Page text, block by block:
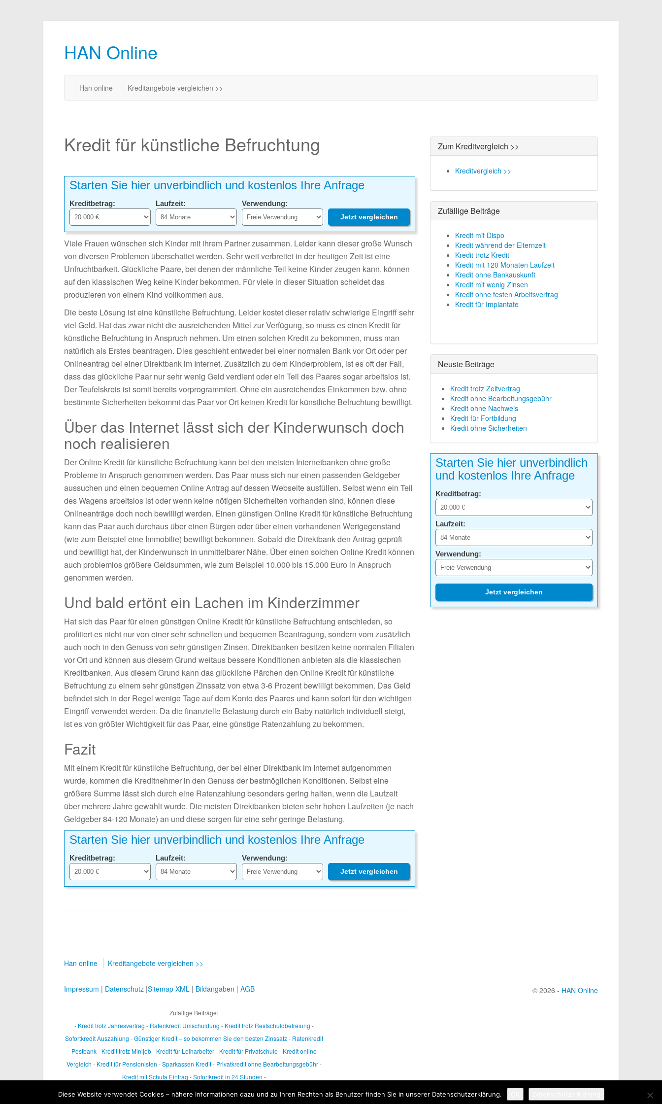
HAN Online
Han online Kreditangebote vergleichen >>
Kredit für künstliche Befruchtung
Starten Sie hier unverbindlich und kostenlos Ihre Anfrage
Kreditbetrag: Laufzeit: Verwendung:
Jetzt vergleichen
Viele Frauen wünschen sich Kinder mit ihrem Partner zusammen. Leider kann dieser große Wunsch
von diversen Problemen überschattet werden. Sehr weit verbreitet in der heutigen Zeit ist eine
Unfruchtbarkeit. Glückliche Paare, bei denen der männliche Teil keine Kinder zeugen kann, können
auf den klassischen Weg keine Kinder bekommen. Für viele in dieser Situation scheidet das
produzieren von einem Kind vollkommen aus.
Die beste Lösung ist eine künstliche Befruchtung. Leider kostet dieser relativ schwierige Eingriff sehr
viel Geld. Hat das zwar nicht die ausreichenden Mittel zur Verfügung, so muss es einen Kredit für
künstliche Befruchtung in Anspruch nehmen. Um einen solchen Kredit zu bekommen, muss man
natürlich als Erstes beantragen. Dies geschieht entweder bei einer normalen Bank vor Ort oder per
Onlineantrag bei einer Direktbank im Internet. Zusätzlich zu dem Kinderproblem, ist es oft der Fall,
dass das glückliche Paar nur sehr wenig Geld verdient oder ein Teil des Paares sogar arbeitslos ist.
Der Teufelskreis ist somit bereits vorprogrammiert. Ohne ein ausreichendes Einkommen bzw. ohne
bestimmte Sicherheiten bekommt das Paar vor Ort keinen Kredit für künstliche Befruchtung bewilligt.
Über das Internet lässt sich der Kinderwunsch doch
noch realisieren
Der Online Kredit für künstliche Befruchtung kann bei den meisten Internetbanken ohne große
Probleme in Anspruch genommen werden. Das Paar muss sich nur einen passenden Geldgeber
aussuchen und einen bequemen Online Antrag auf dessen Webseite ausfüllen. Selbst wenn ein Teil
des Wagens arbeitslos ist oder wenn keine nötigen Sicherheiten vorhanden sind, können diese
Onlineanträge doch noch bewilligt werden. Einen günstigen Online Kredit für künstliche Befruchtung
kann das Paar auch durchaus über einen Bürgen oder über einen vorhandenen Wertgegenstand
(wie zum Beispiel eine Immobilie) bewilligt bekommen. Sobald die Direktbank den Antrag geprüft
und bewilligt hat, der Kinderwunsch in unmittelbarer Nähe. Über einen solchen Online Kredit können
auch problemlos größere Geldsummen, wie zum Beispiel 10.000 bis 15.000 Euro in Anspruch
genommen werden.
Und bald ertönt ein Lachen im Kinderzimmer
Hat sich das Paar für einen günstigen Online Kredit für künstliche Befruchtung entschieden, so
profitiert es nicht nur von einer sehr schnellen und bequemen Beantragung, sondern vom zusätzlich
auch noch in den Genuss von sehr günstigen Zinsen. Direktbanken besitzen keine normalen Filialen
vor Ort und können aus diesem Grund weitaus bessere Konditionen anbieten als die klassischen
Kreditbanken. Aus diesem Grund kann das glückliche Pärchen den Online Kredit für künstliche
Befruchtung zu einem sehr günstigen Zinssatz von etwa 3-6 Prozent bewilligt bekommen. Das Geld
befindet sich in der Regel wenige Tage auf dem Konto des Paares und kann sofort für den wichtigen
Eingriff verwendet werden. Da die finanzielle Belastung durch ein Baby natürlich individuell steigt,
ist es von größter Wichtigkeit für das Paar, eine günstige Ratenzahlung zu bekommen.
Fazit
Mit einem Kredit für künstliche Befruchtung, der bei einer Direktbank im Internet aufgenommen
wurde, kommen die Kreditnehmer in den Genuss der bestmöglichen Konditionen. Selbst eine
größere Summe lässt sich durch eine Ratenzahlung besonders gering halten, wenn die Laufzeit
über mehrere Jahre gewählt wurde. Die meisten Direktbanken bieten sehr hohen Laufzeiten (je nach
Geldgeber 84-120 Monate) an und diese sorgen für eine sehr geringe Belastung.
Starten Sie hier unverbindlich und kostenlos Ihre Anfrage
Kreditbetrag: Laufzeit: Verwendung:
Jetzt vergleichen
Zum Kreditvergleich >>
Kreditvergleich >>
Zufällige Beiträge
Kredit mit Dispo
Kredit während der Elternzeit
Kredit trotz Kredit
Kredit mit 120 Monaten Laufzeit
Kredit ohne Bankauskunft
Kredit mit wenig Zinsen
Kredit ohne festen Arbeitsvertrag
Kredit für Implantate
Neuste Beiträge
Kredit trotz Zeitvertrag
Kredit ohne Bearbeitungsgebühr
Kredit ohne Nachweis
Kredit für Fortbildung
Kredit ohne Sicherheiten
Starten Sie hier unverbindlich
und kostenlos Ihre Anfrage
Kreditbetrag:
Laufzeit:
Verwendung:
Jetzt vergleichen
Han online Kreditangebote vergleichen >>
© 2026 - HAN Online
Impressum | Datenschutz |Sitemap XML | Bildangaben | AGB
Zufällige Beiträge:
- Kredit trotz Jahresvertrag - Ratenkredit Umschuldung - Kredit trotz Restschuldbefreiung -
Sofortkredit Auszahlung -Günstiger Kredit – so bekommen Sie den besten Zinssatz- Ratenkredit
Postbank- Kredit trotz Minijob- Kredit für Leiharbeiter- Kredit für Privatschule- Kredit online
Vergleich - Kredit für Pensionisten -Sparkassen Kredit- Privatkredit ohne Bearbeitungsgebühr-
Kredit mit Schufa Eintrag -Sofortkredit in 24 Stunden -
Diese Website verwendet Cookies – nähere Informationen dazu und zu Ihren Rechten als Benutzer finden Sie in unserer Datenschutzerklärung.